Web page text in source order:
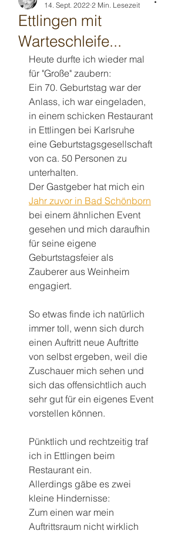
Ettlingen mit
Warteschleife...
14. Sept. 2022 2 Min. Lesezeit
Heute durfte ich wieder mal
für "Große" zaubern:
Ein 70. Geburtstag war der
Anlass, ich war eingeladen,
in einem schicken Restaurant
in Ettlingen bei Karlsruhe
eine Geburtstagsgesellschaft
von ca. 50 Personen zu
unterhalten.
Der Gastgeber hat mich ein
Jahr zuvor in Bad Schönborn
bei einem ähnlichen Event
gesehen und mich daraufhin
für seine eigene
Geburtstagsfeier als
Zauberer aus Weinheim
engagiert.
So etwas finde ich natürlich
immer toll, wenn sich durch
einen Auftritt neue Auftritte
von selbst ergeben, weil die
Zuschauer mich sehen und
sich das offensichtlich auch
sehr gut für ein eigenes Event
vorstellen können.
Pünktlich und rechtzeitig traf
ich in Ettlingen beim
Restaurant ein.
Allerdings gäbe es zwei
kleine Hindernisse:
Zum einen war mein
Auftrittsraum nicht wirklich